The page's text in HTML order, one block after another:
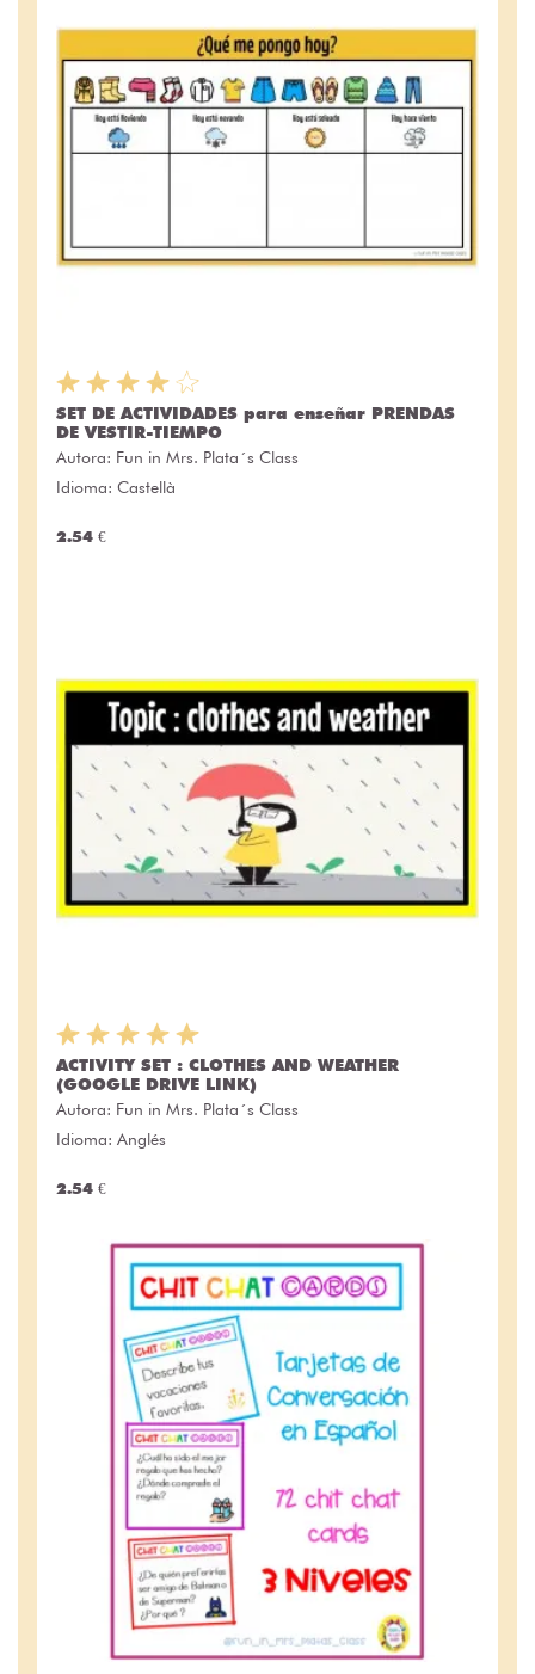
SET DE ACTIVIDADES para enseñar PRENDAS
DE VESTIR-TIEMPO
Autora: Fun in Mrs. Plata´s Class
Idioma: Castellà
2.54 €
ACTIVITY SET : CLOTHES AND WEATHER
(GOOGLE DRIVE LINK)
Autora: Fun in Mrs. Plata´s Class
Idioma: Anglés
2.54 €